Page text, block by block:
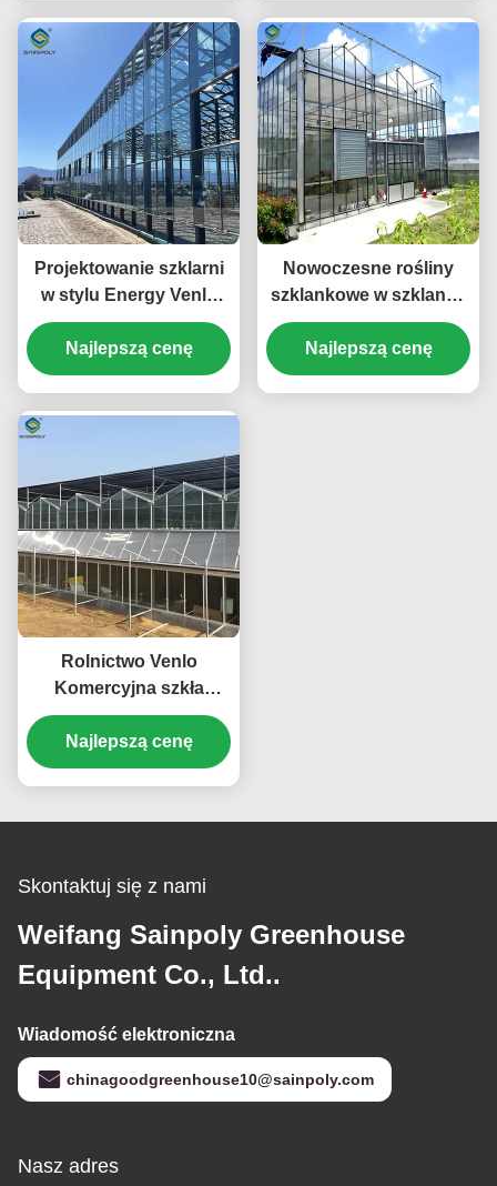
wspierające inicjatywy
w zakresie zielonego
rolnictwa
Projektowanie szklarni
w stylu Energy Venlo
odpowiednie do
produkcji rolnej na dużą
skalę, poprawiające
Najlepszą cenę
Nowoczesne rośliny
szklankowe w szklance
Venlo Pomidory Ogórki
Wysoka odporność na
wiatr
Najlepszą cenę
Rolnictwo Venlo
Komercyjna szkła
szklarni szerokość 9,6
m z systemem
hydroponicznym
Najlepszą cenę
Skontaktuj się z nami
Weifang Sainpoly Greenhouse
Equipment Co., Ltd..
Wiadomość elektroniczna
chinagoodgreenhouse10@sainpoly.com
Nasz adres